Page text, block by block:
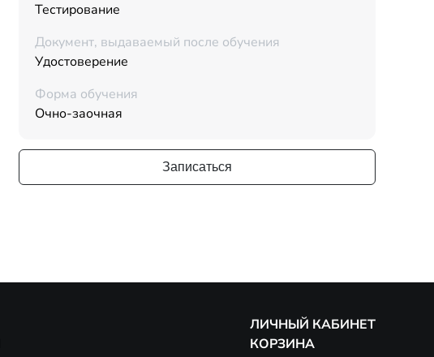
Тестирование
Документ, выдаваемый после обучения
Удостоверение
Форма обучения
Очно-заочная
Записаться
ЛИЧНЫЙ КАБИНЕТ
КОРЗИНА